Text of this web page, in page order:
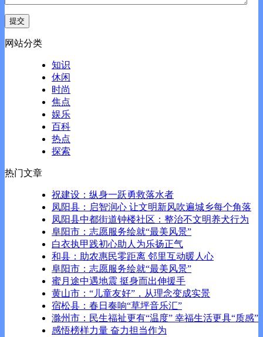
网站分类
知识
休闲
时尚
焦点
娱乐
百科
热点
探索
热门文章
祝建设：纵身一跃勇救落水者
凤阳县：启智润心 让文明新风吹遍城乡每个角落
凤阳县中都街道钟楼社区：整治不文明养犬行为
阜阳市：志愿服务绘就“最美风景”
白衣执甲践初心助人为乐扬正气
和县：助农惠民零距离 邻里互动暖人心
阜阳市：志愿服务绘就“最美风景”
蜜月途中遇地震 挺身而出伸援手
黄山市：“儿童友好”，从理念变成实景
宿松县：春日奏响“草坪音乐汇”
滁州市：民生福祉更有“温度” 幸福生活更具“质感”
感悟榜样力量 奋力担当作为